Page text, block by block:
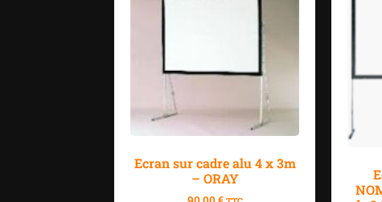
Ecran sur cadre alu 4 x 3m
– ORAY